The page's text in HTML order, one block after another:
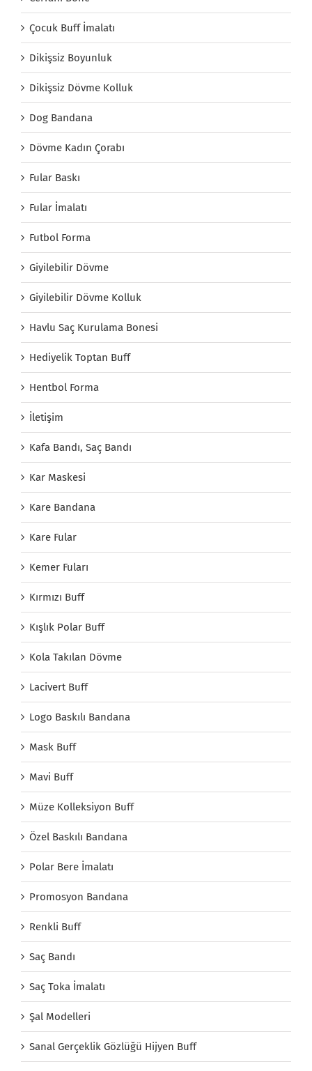
Çocuk Buff İmalatı
Dikişsiz Boyunluk
Dikişsiz Dövme Kolluk
Dog Bandana
Dövme Kadın Çorabı
Fular Baskı
Fular İmalatı
Futbol Forma
Giyilebilir Dövme
Giyilebilir Dövme Kolluk
Havlu Saç Kurulama Bonesi
Hediyelik Toptan Buff
Hentbol Forma
İletişim
Kafa Bandı, Saç Bandı
Kar Maskesi
Kare Bandana
Kare Fular
Kemer Fuları
Kırmızı Buff
Kışlık Polar Buff
Kola Takılan Dövme
Lacivert Buff
Logo Baskılı Bandana
Mask Buff
Mavi Buff
Müze Kolleksiyon Buff
Özel Baskılı Bandana
Polar Bere İmalatı
Promosyon Bandana
Renkli Buff
Saç Bandı
Saç Toka İmalatı
Şal Modelleri
Sanal Gerçeklik Gözlüğü Hijyen Buff